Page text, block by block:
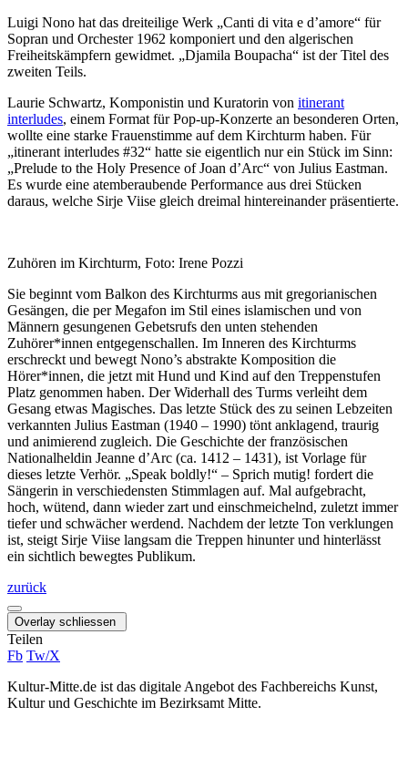
Luigi Nono hat das dreiteilige Werk „Canti di vita e d’amore“ für
Sopran und Orchester 1962 komponiert und den algerischen
Freiheitskämpfern gewidmet. „Djamila Boupacha“ ist der Titel des
zweiten Teils.
Laurie Schwartz, Komponistin und Kuratorin von itinerant
interludes, einem Format für Pop-up-Konzerte an besonderen Orten,
wollte eine starke Frauenstimme auf dem Kirchturm haben. Für
„itinerant interludes #32“ hatte sie eigentlich nur ein Stück im Sinn:
„Prelude to the Holy Presence of Joan d’Arc“ von Julius Eastman.
Es wurde eine atemberaubende Performance aus drei Stücken
daraus, welche Sirje Viise gleich dreimal hintereinander präsentierte.
Zuhören im Kirchturm, Foto: Irene Pozzi
Sie beginnt vom Balkon des Kirchturms aus mit gregorianischen
Gesängen, die per Megafon im Stil eines islamischen und von
Männern gesungenen Gebetsrufs den unten stehenden
Zuhörer*innen entgegenschallen. Im Inneren des Kirchturms
erschreckt und bewegt Nono’s abstrakte Komposition die
Hörer*innen, die jetzt mit Hund und Kind auf den Treppenstufen
Platz genommen haben. Der Widerhall des Turms verleiht dem
Gesang etwas Magisches. Das letzte Stück des zu seinen Lebzeiten
verkannten Julius Eastman (1940 – 1990) tönt anklagend, traurig
und animierend zugleich. Die Geschichte der französischen
Nationalheldin Jeanne d’Arc (ca. 1412 – 1431), ist Vorlage für
dieses letzte Verhör. „Speak boldly!“ – Sprich mutig! fordert die
Sängerin in verschiedensten Stimmlagen auf. Mal aufgebracht,
hoch, wütend, dann wieder zart und einschmeichelnd, zuletzt immer
tiefer und schwächer werdend. Nachdem der letzte Ton verklungen
ist, steigt Sirje Viise langsam die Treppen hinunter und hinterlässt
ein sichtlich bewegtes Publikum.
zurück
Overlay schliessen
Teilen
Fb Tw/X
Kultur-Mitte.de ist das digitale Angebot des Fachbereichs Kunst,
Kultur und Geschichte im Bezirksamt Mitte.